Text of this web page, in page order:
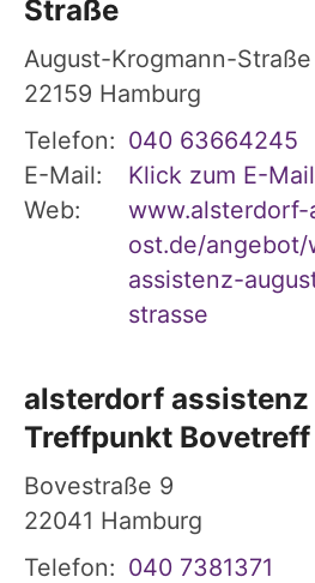
Straße
August-Krogmann-Straße
22159 Hamburg
Telefon: 040 63664245
E-Mail:
Klick zum E-
Web:
ost.de/
assistenz-
strasse
alsterdorf assistenz
Treffpunkt Bovetreff
Bovestraße 9
22041 Hamburg
Telefon: 040 7381371